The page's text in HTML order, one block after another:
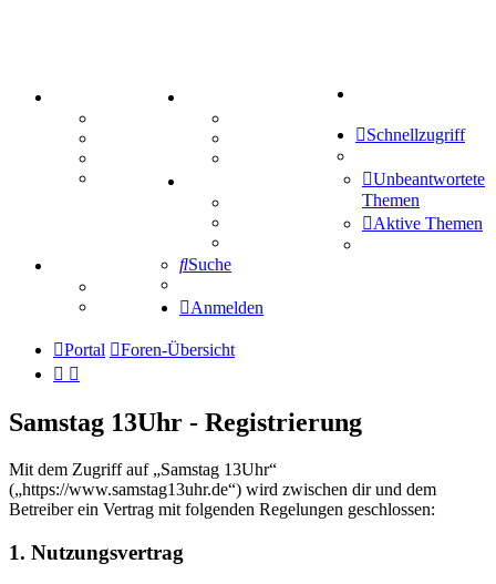
Mastodon
Treffenübersicht
Zitatesammlung
Schiffe versenken
Tipprunde
Comunio
Schnellzugriff
Unbeantwortete
Themen
Aktive Themen
Suche
Anmelden
Portal Foren-Übersicht
Samstag 13Uhr - Registrierung
Mit dem Zugriff auf „Samstag 13Uhr“
(„https://www.samstag13uhr.de“) wird zwischen dir und dem
Betreiber ein Vertrag mit folgenden Regelungen geschlossen:
1. Nutzungsvertrag